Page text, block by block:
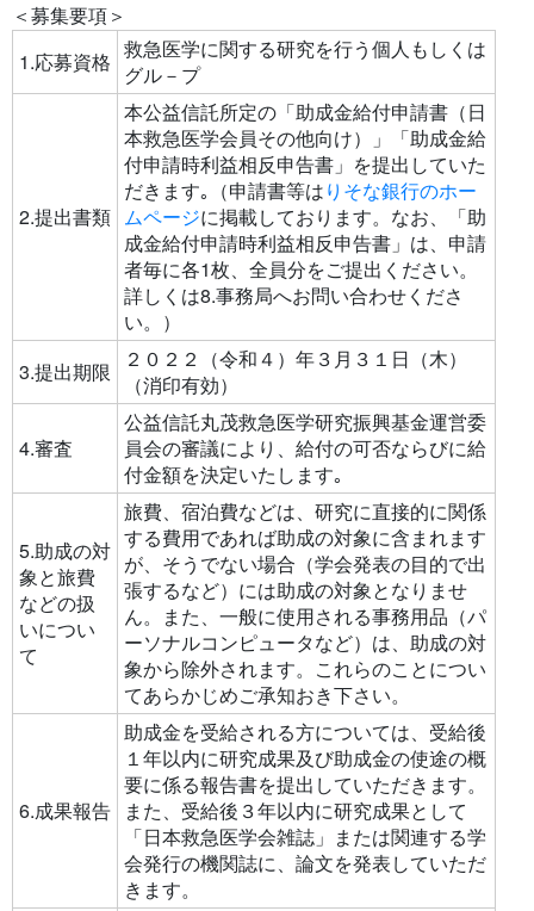
＜募集要項＞
1.応募資格 救急医学に関する研究を行う個人もしくは
グル－プ
2.提出書類
本公益信託所定の「助成金給付申請書（日
本救急医学会員その他向け）」「助成金給
付申請時利益相反申告書」を提出していた
だきます｡（申請書等はりそな銀行のホー
ムページに掲載しております。なお、「助
成金給付申請時利益相反申告書」は、申請
者毎に各1枚、全員分をご提出ください。
詳しくは8.事務局へお問い合わせくださ
い。）
3.提出期限
２０２２（令和４）年３月３１日（木）
（消印有効）
4.審査
公益信託丸茂救急医学研究振興基金運営委
員会の審議により、給付の可否ならびに給
付金額を決定いたします｡
5.助成の対
象と旅費
などの扱
いについ
て
旅費、宿泊費などは、研究に直接的に関係
する費用であれば助成の対象に含まれます
が、そうでない場合（学会発表の目的で出
張するなど）には助成の対象となりませ
ん。また、一般に使用される事務用品（パ
ーソナルコンピュータなど）は、助成の対
象から除外されます。これらのことについ
てあらかじめご承知おき下さい。
6.成果報告
助成金を受給される方については、受給後
１年以内に研究成果及び助成金の使途の概
要に係る報告書を提出していただきます。
また、受給後３年以内に研究成果として
「日本救急医学会雑誌」または関連する学
会発行の機関誌に、論文を発表していただ
きます。